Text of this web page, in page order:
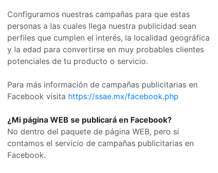
Configuramos nuestras campañas para que estas
personas a las cuales llega nuestra publicidad sean
perfiles que cumplen el interés, la localidad geográfica
y la edad para convertirse en muy probables clientes
potenciales de tu producto o servicio.
Para más información de campañas publicitarias en
Facebook visita https://ssae.mx/facebook.php
¿Mi página WEB se publicará en Facebook?
No dentro del paquete de página WEB, pero si
contamos el servicio de campañas publicitarias en
Facebook.